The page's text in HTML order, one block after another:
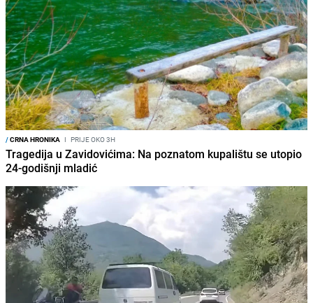
/CRNA HRONIKA I PRIJE OKO 3H
Tragedija u Zavidovićima: Na poznatom kupalištu se utopio
24-godišnji mladić